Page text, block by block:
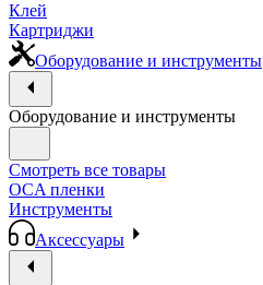
Клей
Картриджи
Оборудование и инструменты
Оборудование и инструменты
Смотреть все товары
OCA пленки
Инструменты
Аксессуары